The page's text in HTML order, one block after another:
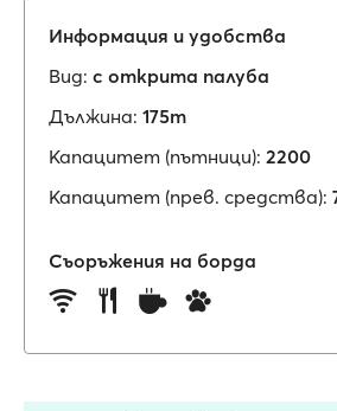
Информация и удобства
Вид: с открита палуба
Дължина: 175m
Капацитет (пътници): 2200
Капацитет (прев. средства):
Съоръжения на борда